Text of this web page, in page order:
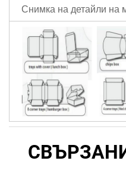
Снимка на детайли на